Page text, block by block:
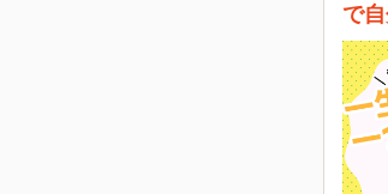
で